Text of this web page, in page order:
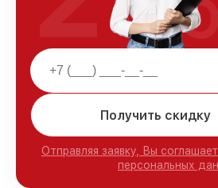
Получить скидку
Отправляя заявку, Вы
персональных